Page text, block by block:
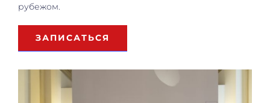
рубежом.
ЗАПИСАТЬСЯ